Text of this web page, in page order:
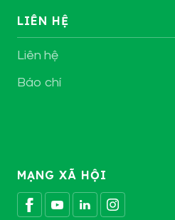
LIÊN HỆ
Liên hệ
Báo chí
MẠNG XÃ HỘI